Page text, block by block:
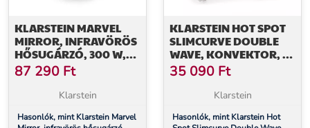
KLARSTEIN MARVEL
MIRROR, INFRAVÖRÖS
HŐSUGÁRZÓ, 300 W,
HETI IDŐZÍTŐ, IP54,
KÖR ALAKÚ TÜKÖR
87 290 Ft
Klarstein
Hasonlók, mint Klarstein Marvel
KLARSTEIN HOT SPOT
SLIMCURVE DOUBLE
WAVE, KONVEKTOR, 2
AZ 1-BEN FŰTŐTEST,
1000 W, HETI IDŐZÍTŐ,
35 090 Ft
Klarstein
Hasonlók, mint Klarstein Hot